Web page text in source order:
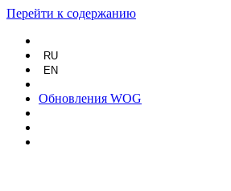
Перейти к содержанию
RU
EN
Обновления WOG